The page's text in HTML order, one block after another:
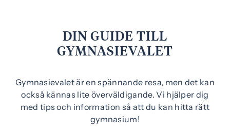
i
n
t
f
ö
n
DIN GUIDE TILL
GYMNASIEVALET
Gymnasievalet är en spännande resa, men det kan
också kännas lite överväldigande. Vi hjälper dig
med tips och information så att du kan hitta rätt
gymnasium!